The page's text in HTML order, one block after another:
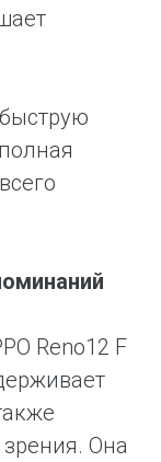
Reno12 F
Она